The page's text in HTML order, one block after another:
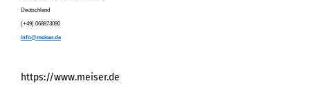
Deutschland
(+49) 068873090
info@meiser.de
https://www.meiser.de